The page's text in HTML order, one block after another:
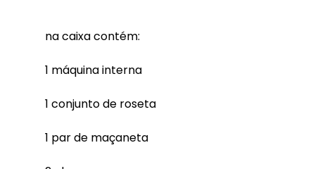
na caixa contém:
1 máquina interna
1 conjunto de roseta
1 par de maçaneta